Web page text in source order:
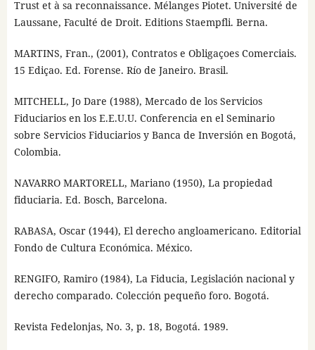
Trust et à sa reconnaissance. Mélanges Piotet. Université de
Laussane, Faculté de Droit. Editions Staempfli. Berna.
MARTINS, Fran., (2001), Contratos e Obligaçoes Comerciais.
15 Ediçao. Ed. Forense. Río de Janeiro. Brasil.
MITCHELL, Jo Dare (1988), Mercado de los Servicios
Fiduciarios en los E.E.U.U. Conferencia en el Seminario
sobre Servicios Fiduciarios y Banca de Inversión en Bogotá,
Colombia.
NAVARRO MARTORELL, Mariano (1950), La propiedad
fiduciaria. Ed. Bosch, Barcelona.
RABASA, Oscar (1944), El derecho angloamericano. Editorial
Fondo de Cultura Económica. México.
RENGIFO, Ramiro (1984), La Fiducia, Legislación nacional y
derecho comparado. Colección pequeño foro. Bogotá.
Revista Fedelonjas, No. 3, p. 18, Bogotá. 1989.